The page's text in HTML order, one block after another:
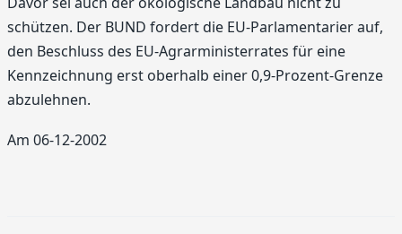
schützen. Der BUND fordert die EU-Parlamentarier auf,
den Beschluss des EU-Agrarministerrates für eine
Kennzeichnung erst oberhalb einer 0,9-Prozent-Grenze
abzulehnen.
Am 06-12-2002